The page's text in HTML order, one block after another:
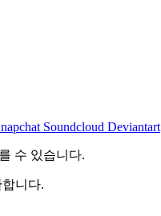
Soundcloud Deviantart
수 있습니다.
니다.